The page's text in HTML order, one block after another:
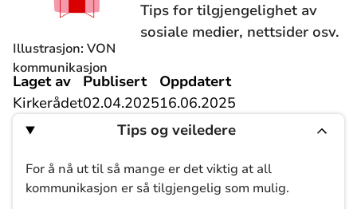
Illustrasjon: VON
kommunikasjon
Tips for tilgjengelighet av
sosiale medier, nettsider osv.
Laget av
Kirkerådet
Publisert
02.04.2025
Oppdatert
16.06.2025
Tips og veiledere
For å nå ut til så mange er det viktig at all
kommunikasjon er så tilgjengelig som mulig.